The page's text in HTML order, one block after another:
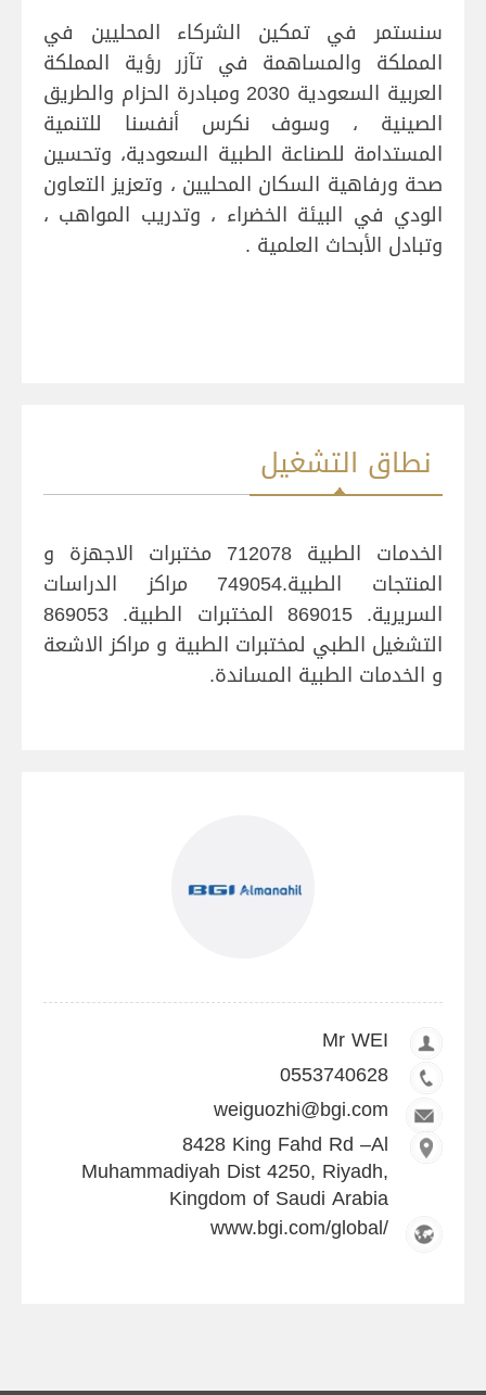
سنستمر في تمكين الشركاء المحليين في
المملكة والمساهمة في تآزر رؤية المملكة
العربية السعودية 2030 ومبادرة الحزام والطريق
الصينية ، وسوف نكرس أنفسنا للتنمية
المستدامة للصناعة الطبية السعودية، وتحسين
صحة ورفاهية السكان المحليين ، وتعزيز التعاون
الودي في البيئة الخضراء ، وتدريب المواهب ،
وتبادل الأبحاث العلمية .
نطاق التشغيل
الخدمات الطبية 712078 مختبرات الاجهزة و
المنتجات الطبية.749054 مراكز الدراسات
السريرية. 869015 المختبرات الطبية. 869053
التشغيل الطبي لمختبرات الطبية و مراكز الاشعة
و الخدمات الطبية المساندة.
Mr WEI
0553740628
weiguozhi@bgi.com
8428 King Fahd Rd –Al
Muhammadiyah Dist 4250, Riyadh,
Kingdom of Saudi Arabia
www.bgi.com/global/